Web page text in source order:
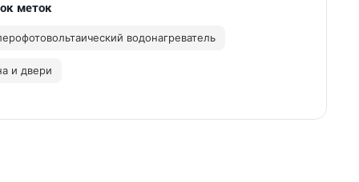
меток
водонагреватель
и двери